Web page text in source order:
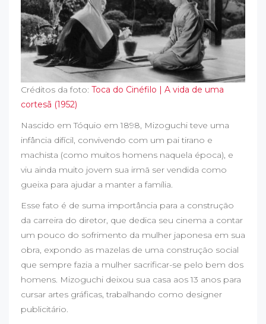
Créditos da foto: Toca do Cinéfilo | A vida de uma
cortesã (1952)
Nascido em Tóquio em 1898, Mizoguchi teve uma
infância difícil, convivendo com um pai tirano e
machista (como muitos homens naquela época), e
viu ainda muito jovem sua irmã ser vendida como
gueixa para ajudar a manter a família.
Esse fato é de suma importância para a construção
da carreira do diretor, que dedica seu cinema a contar
um pouco do sofrimento da mulher japonesa em sua
obra, expondo as mazelas de uma construção social
que sempre fazia a mulher sacrificar-se pelo bem dos
homens. Mizoguchi deixou sua casa aos 13 anos para
cursar artes gráficas, trabalhando como designer
publicitário.